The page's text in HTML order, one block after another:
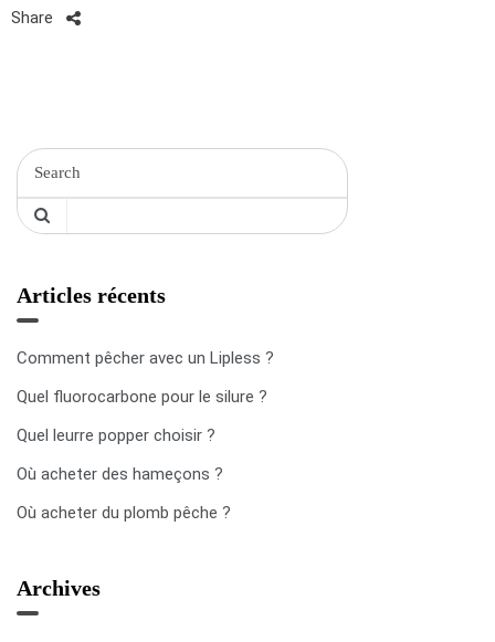
Share
Articles récents
Comment pêcher avec un Lipless ?
Quel fluorocarbone pour le silure ?
Quel leurre popper choisir ?
Où acheter des hameçons ?
Où acheter du plomb pêche ?
Archives